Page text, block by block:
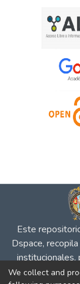
Este
Dspace,
institucionales,
desempeño
We collect and